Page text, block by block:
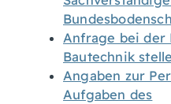
Anfrage bei der
Bautechnik
Angaben zur
Aufgaben des